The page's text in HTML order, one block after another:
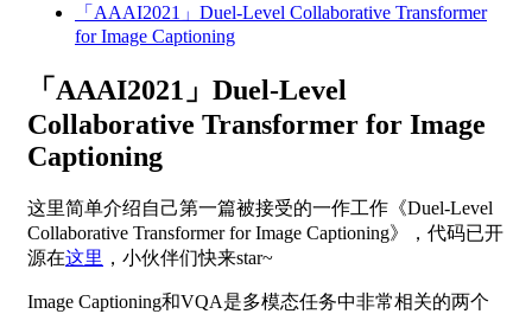
「AAAI2021」Duel-Level Collaborative Transformer
for Image Captioning
「AAAI2021」Duel-Level
Collaborative Transformer for Image
Captioning
这里简单介绍自己第一篇被接受的一作工作《Duel-Level
Collaborative Transformer for Image Captioning》，代码已开
源在这里 ，小伙伴们快来star~
Image Captioning和VQA是多模态任务中非常相关的两个